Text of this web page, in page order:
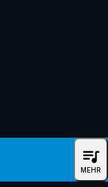
queue_music